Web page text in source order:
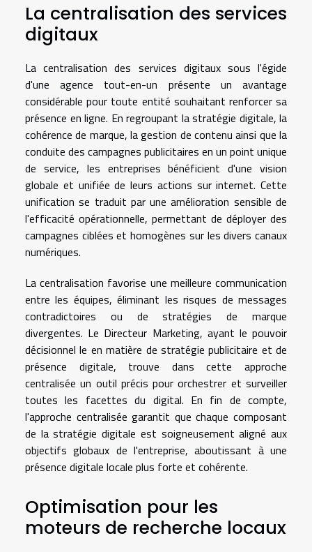
La centralisation des services
digitaux
La centralisation des services digitaux sous l'égide
d'une agence tout-en-un présente un avantage
considérable pour toute entité souhaitant renforcer sa
présence en ligne. En regroupant la stratégie digitale, la
cohérence de marque, la gestion de contenu ainsi que la
conduite des campagnes publicitaires en un point unique
de service, les entreprises bénéficient d'une vision
globale et unifiée de leurs actions sur internet. Cette
unification se traduit par une amélioration sensible de
l'efficacité opérationnelle, permettant de déployer des
campagnes ciblées et homogènes sur les divers canaux
numériques.
La centralisation favorise une meilleure communication
entre les équipes, éliminant les risques de messages
contradictoires ou de stratégies de marque
divergentes. Le Directeur Marketing, ayant le pouvoir
décisionnel le en matière de stratégie publicitaire et de
présence digitale, trouve dans cette approche
centralisée un outil précis pour orchestrer et surveiller
toutes les facettes du digital. En fin de compte,
l'approche centralisée garantit que chaque composant
de la stratégie digitale est soigneusement aligné aux
objectifs globaux de l'entreprise, aboutissant à une
présence digitale locale plus forte et cohérente.
Optimisation pour les
moteurs de recherche locaux